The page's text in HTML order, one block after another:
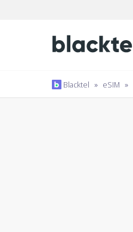
Blacktel » eSIM »